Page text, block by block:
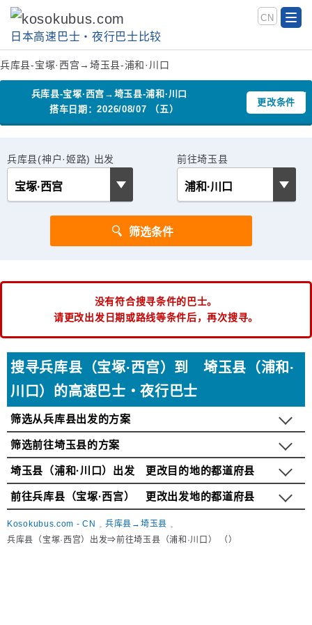
日本高速巴士‧夜行巴士比较
CN
兵库县-宝塚·西宫→埼玉县-浦和·川口
兵库县-宝塚·西宫→埼玉县-浦和·川口
搭车日期：2026/08/07 （五）
更改条件
兵库县(神户·姬路) 出发 前往埼玉县
没有符合搜寻条件的巴士。
请更改出发日期或路线等条件后，再次搜寻。
搜寻兵库县（宝塚·西宫）到 埼玉县（浦和·
川口）的高速巴士・夜行巴士
筛选从兵库县出发的方案
筛选前往埼玉县的方案
埼玉县（浦和·川口）出发 更改目的地的都道府县
前往兵库县（宝塚·西宫） 更改出发地的都道府县
Kosokubus.com - CN
兵库县→埼玉县
兵库县（宝塚·西宫）出发⇒前往埼玉县（浦和·川口） （）